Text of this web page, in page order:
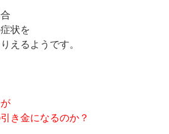
状を
えるようです。
き金になるのか？